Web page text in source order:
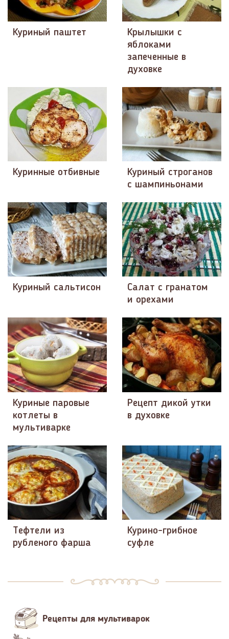
Куриный паштет
Крылышки с
яблоками
запеченные в
духовке
Куринные отбивные
Куриный строганов
с шампиньонами
Куриный сальтисон
Салат с гранатом
и орехами
Куриные паровые
котлеты в
мультиварке
Рецепт дикой утки
в духовке
Тефтели из
рубленого фарша
Курино-грибное
суфле
Рецепты для мультиварок